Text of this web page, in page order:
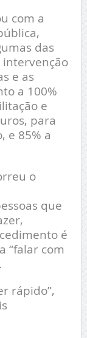
com a
das
e as
a 100%
e
para
e 85% a
o
que
é
“falar com
rápido”,